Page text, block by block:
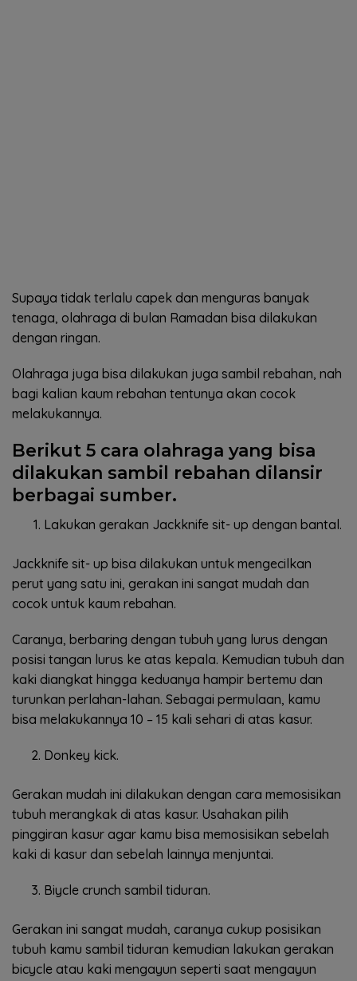
Supaya tidak terlalu capek dan menguras banyak
tenaga, olahraga di bulan Ramadan bisa dilakukan
dengan ringan.
Olahraga juga bisa dilakukan juga sambil rebahan, nah
bagi kalian kaum rebahan tentunya akan cocok
melakukannya.
Berikut 5 cara olahraga yang bisa
dilakukan sambil rebahan dilansir
berbagai sumber.
Lakukan gerakan Jackknife sit- up dengan bantal.
Jackknife sit- up bisa dilakukan untuk mengecilkan
perut yang satu ini, gerakan ini sangat mudah dan
cocok untuk kaum rebahan.
Caranya, berbaring dengan tubuh yang lurus dengan
posisi tangan lurus ke atas kepala. Kemudian tubuh dan
kaki diangkat hingga keduanya hampir bertemu dan
turunkan perlahan-lahan. Sebagai permulaan, kamu
bisa melakukannya 10 – 15 kali sehari di atas kasur.
Donkey kick.
Gerakan mudah ini dilakukan dengan cara memosisikan
tubuh merangkak di atas kasur. Usahakan pilih
pinggiran kasur agar kamu bisa memosisikan sebelah
kaki di kasur dan sebelah lainnya menjuntai.
Biycle crunch sambil tiduran.
Gerakan ini sangat mudah, caranya cukup posisikan
tubuh kamu sambil tiduran kemudian lakukan gerakan
bicycle atau kaki mengayun seperti saat mengayun